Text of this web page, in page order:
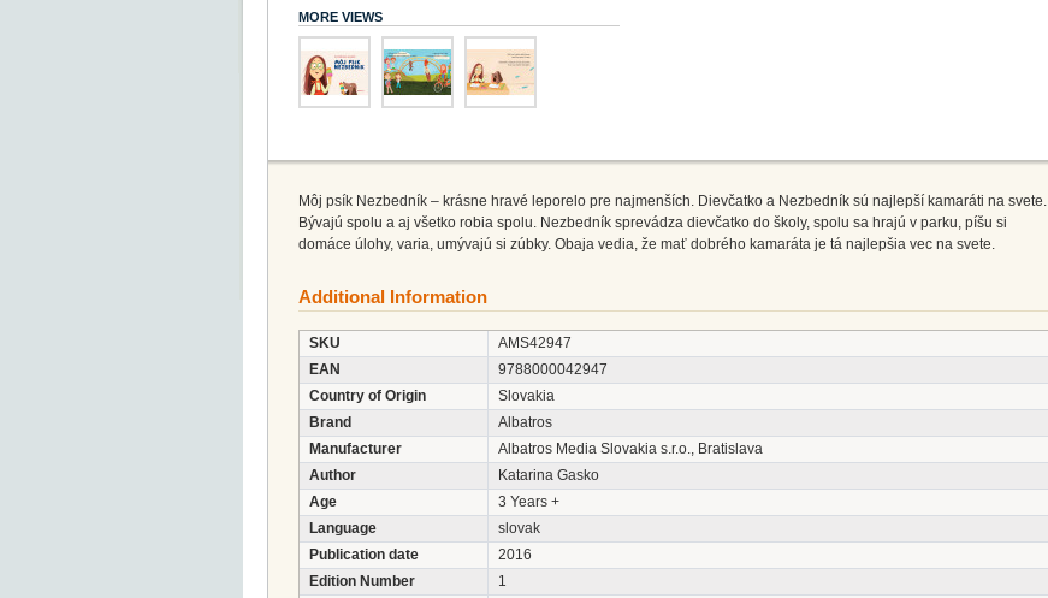
MORE VIEWS
Môj psík Nezbedník – krásne hravé leporelo pre najmenších. Dievčatko a Nezbedník sú najlepší kamaráti na svete.
Bývajú spolu a aj všetko robia spolu. Nezbedník sprevádza dievčatko do školy, spolu sa hrajú v parku, píšu si
domáce úlohy, varia, umývajú si zúbky. Obaja vedia, že mať dobrého kamaráta je tá najlepšia vec na svete.
Additional Information
SKU
AMS42947
EAN
9788000042947
Country of Origin
Slovakia
Brand
Albatros
Manufacturer
Albatros Media Slovakia s.r.o., Bratislava
Author
Katarina Gasko
Age
3 Years +
Language
slovak
Publication date
2016
Edition Number
1